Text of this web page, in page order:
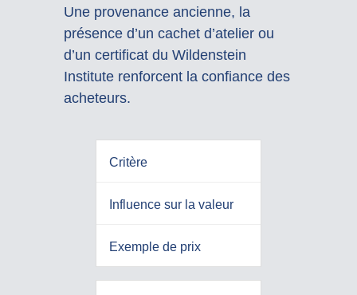
Une provenance ancienne, la
présence d’un cachet d’atelier ou
d’un certificat du Wildenstein
Institute renforcent la confiance des
acheteurs.
Critère
Influence sur la valeur
Exemple de prix